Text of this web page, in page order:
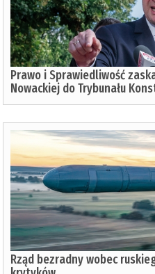
Prawo i Sprawiedliwość
Nowackiej do Trybunału
Rząd bezradny wobec